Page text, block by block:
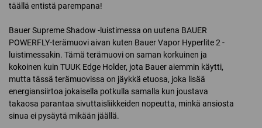
täällä entistä parempana!
Bauer Supreme Shadow -luistimessa on uutena BAUER
POWERFLY-terämuovi aivan kuten Bauer Vapor Hyperlite 2 -
luistimessakin. Tämä terämuovi on saman korkuinen ja
kokoinen kuin TUUK Edge Holder, jota Bauer aiemmin käytti,
mutta tässä terämuovissa on jäykkä etuosa, joka lisää
energiansiirtoa jokaisella potkulla samalla kun joustava
takaosa parantaa sivuttaisliikkeiden nopeutta, minkä ansiosta
sinua ei pysäytä mikään jäällä.